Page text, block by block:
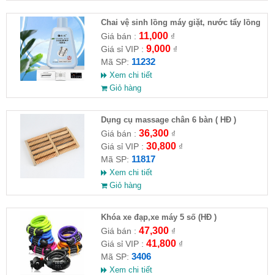
Chai vệ sinh lồng máy giặt, nước tẩy lồng
máy giặt CLEANING FLUID
Giá bán : 11,000₫
Giá sỉ VIP : 9,000₫
Mã SP: 11232
Xem chi tiết
Giỏ hàng
Dụng cụ massage chân 6 bàn ( HĐ )
Giá bán : 36,300₫
Giá sỉ VIP : 30,800₫
Mã SP: 11817
Xem chi tiết
Giỏ hàng
Khóa xe đạp,xe máy 5 số (HĐ )
Giá bán : 47,300₫
Giá sỉ VIP : 41,800₫
Mã SP: 3406
Xem chi tiết